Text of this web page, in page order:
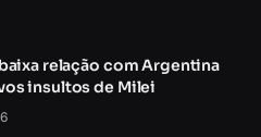
relação com Argentina
insultos de Milei